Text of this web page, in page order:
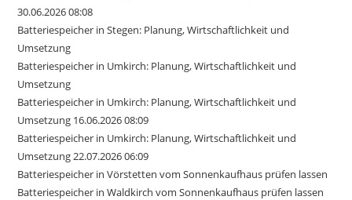
30.06.2026 08:08
Batteriespeicher in Stegen: Planung, Wirtschaftlichkeit und
Umsetzung
Batteriespeicher in Umkirch: Planung, Wirtschaftlichkeit und
Umsetzung
Batteriespeicher in Umkirch: Planung, Wirtschaftlichkeit und
Umsetzung 16.06.2026 08:09
Batteriespeicher in Umkirch: Planung, Wirtschaftlichkeit und
Umsetzung 22.07.2026 06:09
Batteriespeicher in Vörstetten vom Sonnenkaufhaus prüfen lassen
Batteriespeicher in Waldkirch vom Sonnenkaufhaus prüfen lassen